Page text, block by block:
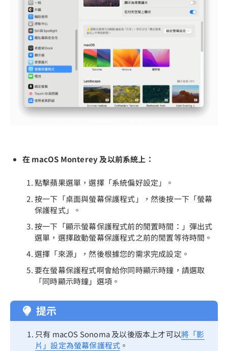
在 macOS Monterey 及以前系統上：
點擊蘋果選單，選擇「系統偏好設定」。
按一下「桌面與螢幕保護程式」，然後按一下「螢幕
保護程式」。
按一下「顯示螢幕保護程式前的閒置時間：」彈出式
選單，選擇啟動螢幕保護程式之前的閒置等待時間。
選擇「來源」，然後根據您的需求完成設定。
要在螢幕保護程式啊會給你同時顯示時鐘，請選取
「同時顯示時鐘」選項。
提示
只有 macOS Sonoma 及以後版本上才可以將「影
片」設定為螢幕保護程式 。